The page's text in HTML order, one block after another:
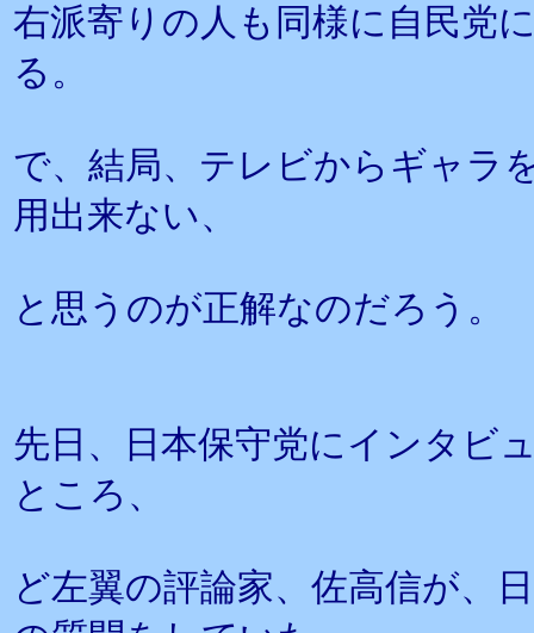
右派寄りの人も同様に自民党
る。
で、結局、テレビからギャラ
用出来ない、
と思うのが正解なのだろう。
先日、日本保守党にインタビ
ところ、
ど左翼の評論家、佐高信が、